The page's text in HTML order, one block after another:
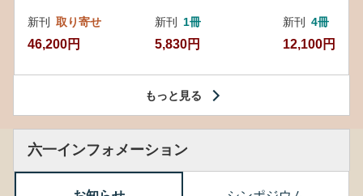
新刊 取り寄せ
46,200円
新刊 1冊
5,830円
新刊 4冊
12,100円
もっと見る
六一インフォメーション